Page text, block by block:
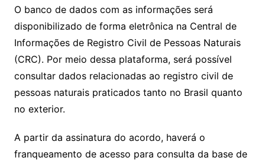
O banco de dados com as informações será
disponibilizado de forma eletrônica na Central de
Informações de Registro Civil de Pessoas Naturais
(CRC). Por meio dessa plataforma, será possível
consultar dados relacionadas ao registro civil de
pessoas naturais praticados tanto no Brasil quanto
no exterior.
A partir da assinatura do acordo, haverá o
franqueamento de acesso para consulta da base de